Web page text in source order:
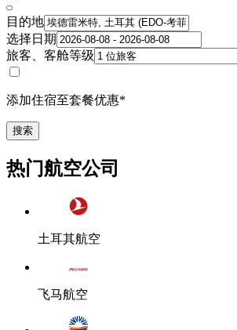
目的地
选择日期
旅客、客舱等级
添加住宿至套餐优惠*
搜索
热门航空公司
土耳其航空
飞马航空